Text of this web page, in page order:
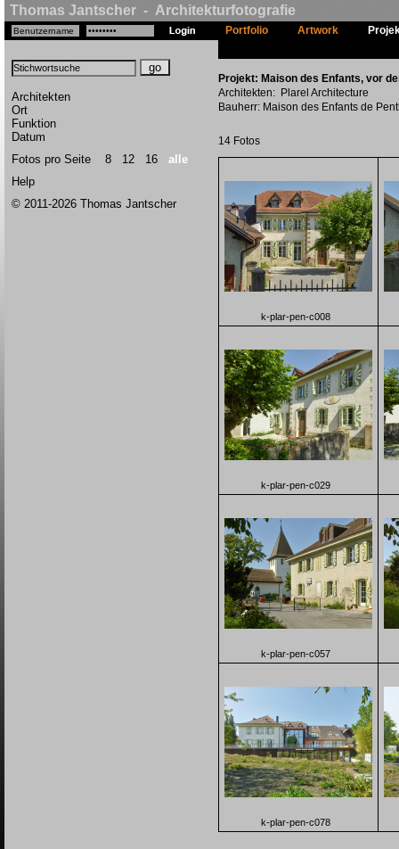
Thomas Jantscher - Architekturfotografie
Architekten
Ort
Funktion
Datum
Fotos pro Seite 8 12 16
alle
Help
© 2011-2026 Thomas Jantscher
Portfolio Artwork
Projekt: Maison des Enfants, vor
Architekten: Plarel Architecture
Bauherr: Maison des Enfants de
14 Fotos
k-plar-pen-c008
k-plar-pen-c029
k-plar-pen-c057
k-plar-pen-c078